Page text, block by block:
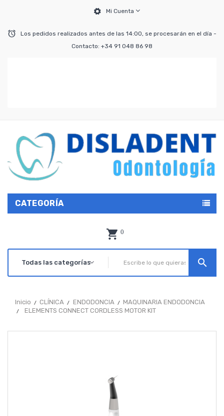
Mi Cuenta
Los pedidos realizados antes de las 14:00, se procesarán en el día -
Contacto: +34 91 048 86 98
CATEGORÍA
0
search
Inicio CLÍNICA ENDODONCIA
MAQUINARIA ENDODONCIA
ELEMENTS CONNECT CORDLESS MOTOR KIT